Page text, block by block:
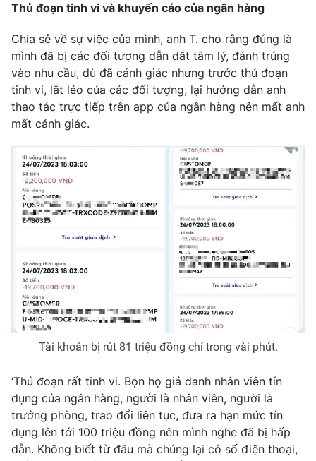
VTV4 Vươn mình bằng AI
VTV9 VTV8
Liên hệ tòa soạn English
THỜI BÁO VTV
Theo dõi báo trên
Cơ quan chủ quản:Đài Truyền hình Việt Nam
Cơ quan báo chí:Thời báo VTV
cấp ngày 29/12/2023
Tổng Biên tập:Vũ Thanh Thủy
Phó Tổng Biên tập:Nguyễn Thị Mỹ Hạnh, Phạm Quốc Thắng,
Nguyễn Trọng Ninh
Tổng đài VTV:024.38 355 931 - 024.38 355 932
Thủ đoạn tinh vi và khuyến cáo của ngân hàng
Chia sẻ về sự việc của mình, anh T. cho rằng đúng là
mình đã bị các đối tượng dẫn dắt tâm lý, đánh trúng
vào nhu cầu, dù đã cảnh giác nhưng trước thủ đoạn
tinh vi, lắt léo của các đối tượng, lại hướng dẫn anh
thao tác trực tiếp trên app của ngân hàng nên mất anh
mất cảnh giác.
Tài khoản bị rút 81 triệu đồng chỉ trong vài phút.
‘Thủ đoạn rất tinh vi. Bọn họ giả danh nhân viên tín
dụng của ngân hàng, người là nhân viên, người là
trưởng phòng, trao đổi liên tục, đưa ra hạn mức tín
dụng lên tới 100 triệu đồng nên mình nghe đã bị hấp
dẫn. Không biết từ đâu mà chúng lại có số điện thoại,